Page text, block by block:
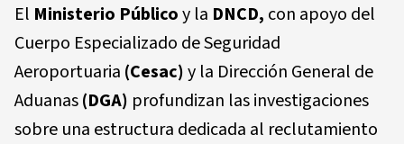
El Ministerio Públicoy la DNCD, con apoyo del
Cuerpo Especializado de Seguridad
Aeroportuaria (Cesac)y la Dirección General de
Aduanas(DGA) profundizan las investigaciones
sobre una estructura dedicada al reclutamiento